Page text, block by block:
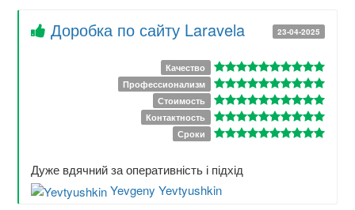
23-04-2025
Доробка по сайту Laravela
Качество
Профессионализм
Стоимость
Контактность
Сроки
Дуже вдячний за оперативність і підхід
Yevgeny Yevtyushkin